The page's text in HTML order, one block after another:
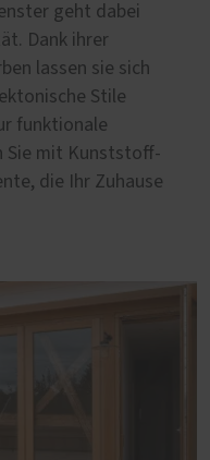
geht dabei
Dank ihrer
lassen sie sich
Stile
funktionale
Sie mit Kunststoff-
die Ihr Zuhause